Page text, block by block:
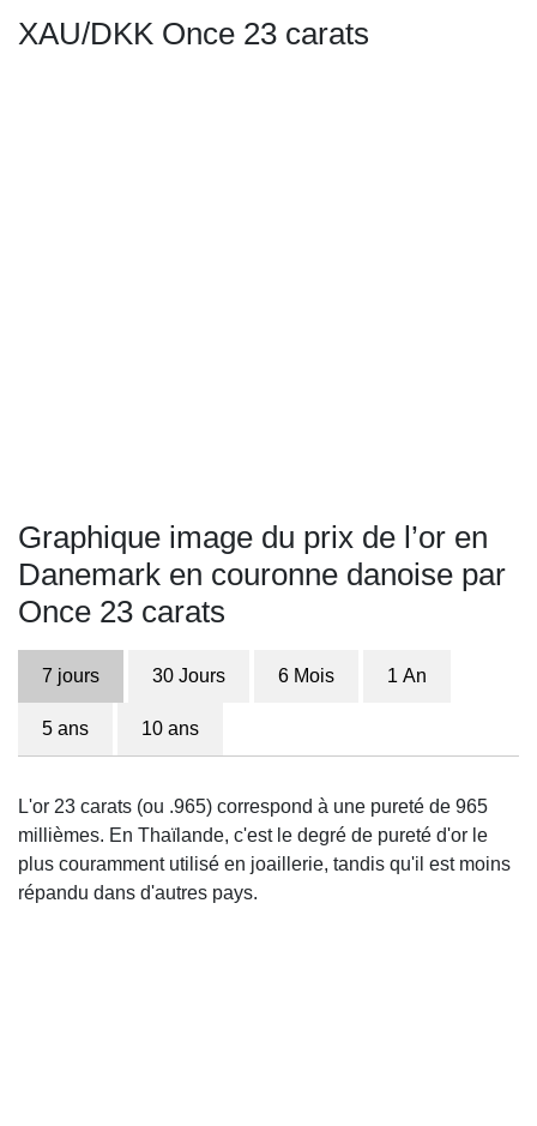
XAU/DKK Once 23 carats
Graphique image du prix de l’or en
Danemark en couronne danoise par
Once 23 carats
7 jours 30 Jours 6 Mois 1 An
5 ans 10 ans
L'or 23 carats (ou .965) correspond à une pureté de 965
millièmes. En Thaïlande, c'est le degré de pureté d'or le
plus couramment utilisé en joaillerie, tandis qu'il est moins
répandu dans d'autres pays.